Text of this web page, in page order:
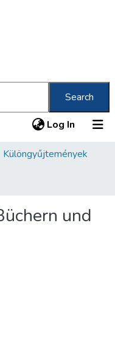
Search
Log In (current)
Különgyűjtemények
und